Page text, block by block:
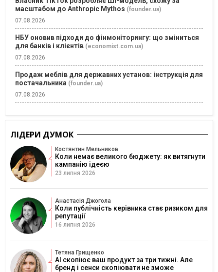
масштабом до Anthropic Mythos (founder.ua)
07.08.2026
НБУ оновив підходи до фінмоніторингу: що зміниться
для банків і клієнтів (economist.com.ua)
07.08.2026
Продаж меблів для державних установ: інструкція для
постачальника (founder.ua)
07.08.2026
ЛІДЕРИ ДУМОК
Костянтин Мельников
Коли немає великого бюджету: як витягнути
кампанію ідеєю
23 липня 2026
Анастасія Джогола
Коли публічність керівника стає ризиком для
репутації
16 липня 2026
Тетяна Грищенко
AI скопіює ваш продукт за три тижні. Але
бренд і сенси скопіювати не зможе